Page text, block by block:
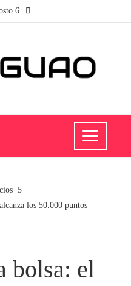
6
los 50.000 puntos
bolsa: el